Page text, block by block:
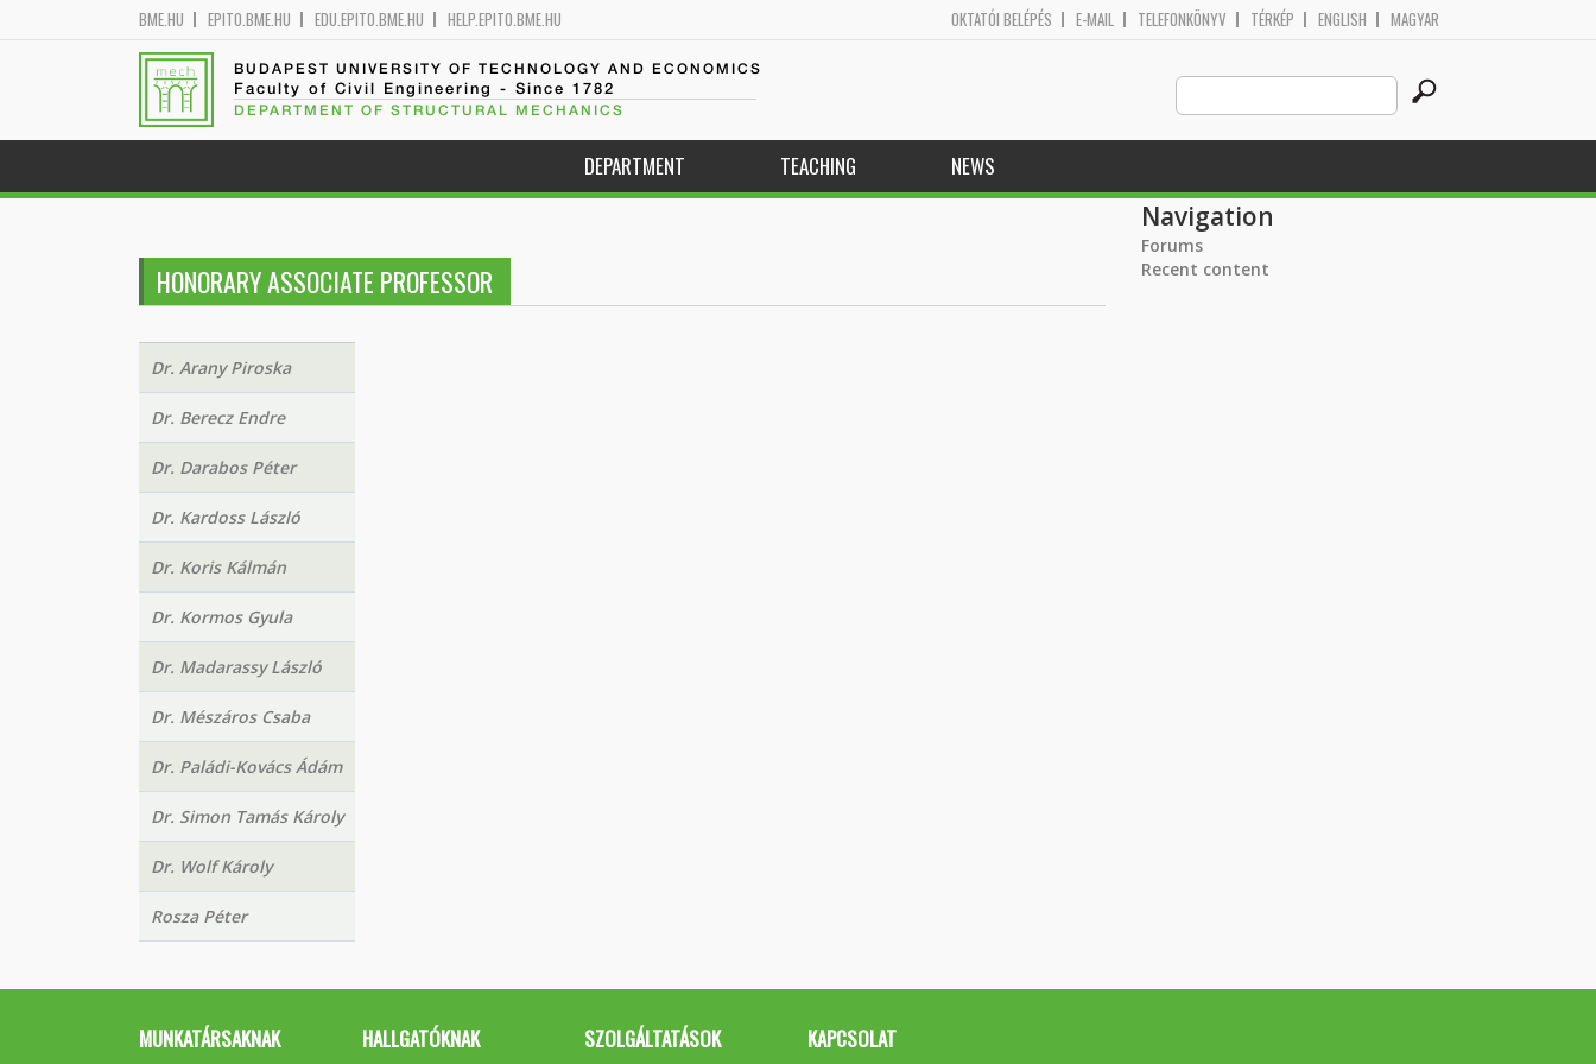
BME.HU EPITO.BME.HU EDU.EPITO.BME.HU HELP.EPITO.BME.HU OKTATÓI BELÉPÉS E-MAIL TELEFONKÖNYV TÉRKÉP ENGLISH MAGYAR
BUDAPEST UNIVERSITY OF TECHNOLOGY AND ECONOMICS
Faculty of Civil Engineering - Since 1782
DEPARTMENT OF STRUCTURAL MECHANICS
Search
this
site
DEPARTMENT TEACHING NEWS
HONORARY ASSOCIATE PROFESSOR
Dr. Arany Piroska
Dr. Berecz Endre
Dr. Darabos Péter
Dr. Kardoss László
Dr. Koris Kálmán
Dr. Kormos Gyula
Dr. Madarassy László
Dr. Mészáros Csaba
Dr. Paládi-Kovács Ádám
Dr. Simon Tamás Károly
Dr. Wolf Károly
Rosza Péter
Navigation
Forums
Recent content
MUNKATÁRSAKNAK HALLGATÓKNAK SZOLGÁLTATÁSOK KAPCSOLAT